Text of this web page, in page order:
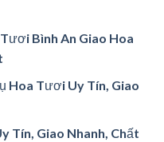
Bình An Giao Hoa
Hoa Tươi Uy Tín, Giao
Tín, Giao Nhanh, Chất